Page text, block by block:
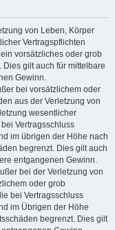
von Leben, Körper
Vertragspflichten
vorsätzliches oder grob
gilt auch für mittelbare
Gewinn.
bei vorsätzlichem oder
aus der Verletzung von
wesentlicher
Vertragsschluss
im übrigen der Höhe nach
begrenzt. Dies gilt auch
entgangenen Gewinn.
bei der Verletzung von
oder grob
bei Vertragsschluss
im Übrigen der Höhe
begrenzt. Dies gilt